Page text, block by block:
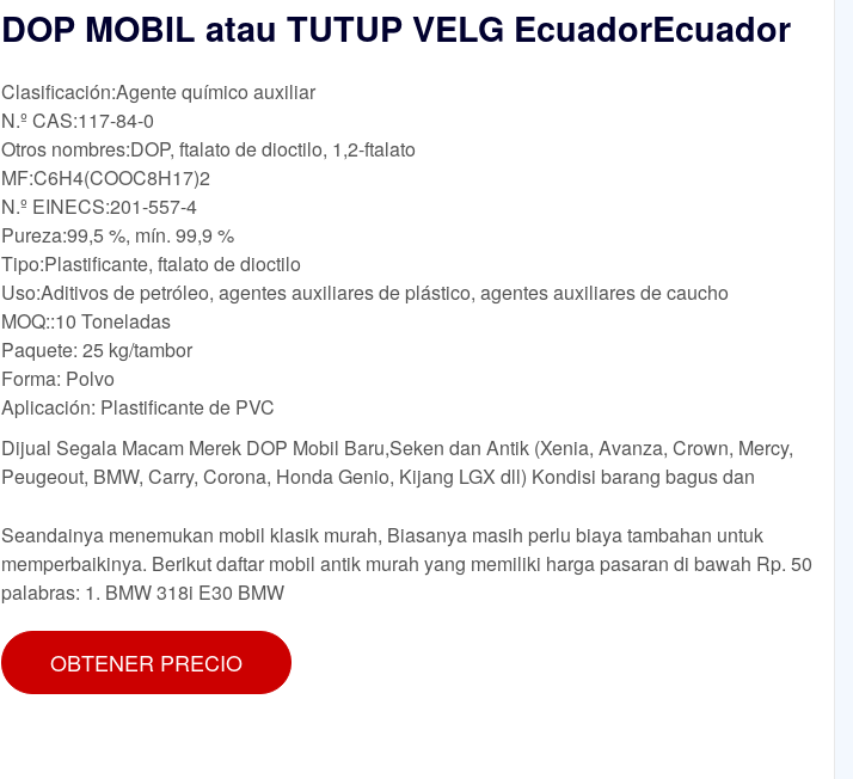
DOP MOBIL atau TUTUP VELG EcuadorEcuador
Clasificación:Agente químico auxiliar
N.º CAS:117-84-0
Otros nombres:DOP, ftalato de dioctilo, 1,2-ftalato
MF:C6H4(COOC8H17)2
N.º EINECS:201-557-4
Pureza:99,5 %, mín. 99,9 %
Tipo:Plastificante, ftalato de dioctilo
Uso:Aditivos de petróleo, agentes auxiliares de plástico, agentes auxiliares de caucho
MOQ::10 Toneladas
Paquete: 25 kg/tambor
Forma: Polvo
Aplicación: Plastificante de PVC
Dijual Segala Macam Merek DOP Mobil Baru,Seken dan Antik (Xenia, Avanza, Crown, Mercy,
Peugeout, BMW, Carry, Corona, Honda Genio, Kijang LGX dll) Kondisi barang bagus dan
Seandainya menemukan mobil klasik murah, Biasanya masih perlu biaya tambahan untuk
memperbaikinya. Berikut daftar mobil antik murah yang memiliki harga pasaran di bawah Rp. 50
palabras: 1. BMW 318i E30 BMW
OBTENER PRECIO